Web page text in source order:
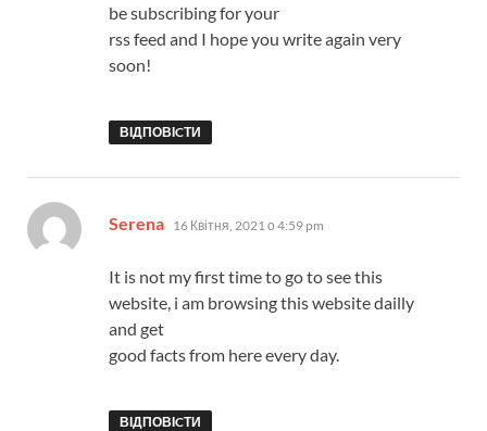
be subscribing for your
rss feed and I hope you write again very
soon!
ВІДПОВІCТИ
Serena 16 Квітня, 2021 о 4:59 pm
It is not my first time to go to see this
website, i am browsing this website dailly
and get
good facts from here every day.
ВІДПОВІCТИ